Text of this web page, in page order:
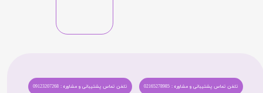
تلفن تماس پشتیبانی و مشاوره : 09123207268 تلفن تماس پشتیبانی و مشاوره : 02165278985